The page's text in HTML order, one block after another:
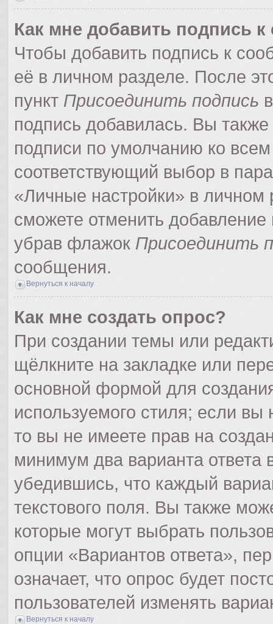
Как мне добавить подпись
Чтобы добавить подпись к
её в личном разделе. После
пункт Присоединить подпись
подпись добавилась. Вы
подписи по умолчанию ко
соответствующий выбор в
«Личные настройки» в
сможете отменить
убрав флажок Присоединить
сообщения.
Вернуться к началу
Как мне создать опрос?
При создании темы или
щёлкните на закладке или
основной формой для
используемого стиля; если
то вы не имеете прав на
минимум два варианта ответа
убедившись, что каждый
текстового поля. Вы также
которые могут выбрать
опции «Вариантов ответа»,
означает, что опрос будет
пользователей изменять
Вернуться к началу